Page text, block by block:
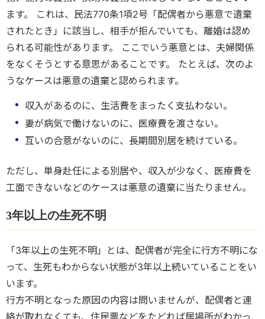
ます。 これは、民法770条1項2号「配偶者から悪意で遺棄
されたとき」に該当し、相手が拒んでいても、離婚は認め
られる可能性があります。 ここでいう悪意とは、夫婦関係
をなくそうとする意思があることです。 たとえば、次のよ
うなケースは悪意の遺棄と認められます。
収入があるのに、生活費をまったく支払わない。
妻が病気で働けないのに、医療費を渡さない。
互いの合意がないのに、長期間別居を続けている。
ただし、単身赴任による別居や、収入が少なく、医療費を
工面できないなどのケースは悪意の遺棄に当たりません。
3年以上の生死不明
「3年以上の生死不明」とは、配偶者が完全に行方不明にな
って、生死もわからない状態が3年以上続いていることをい
います。
行方不明となった原因の内容は問いませんが、配偶者と連
絡が取れなくても、住民票などをたどれば居場所がわかっ